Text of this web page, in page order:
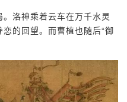
洛神乘着云车在万千水灵
的回望。而曹植也随后“御